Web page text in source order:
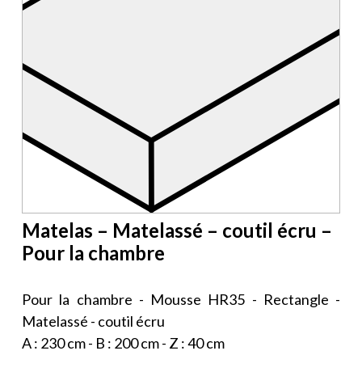
Matelas – Matelassé – coutil écru –
Pour la chambre
Pour la chambre - Mousse HR35 - Rectangle -
Matelassé - coutil écru
A : 230 cm - B : 200 cm - Z : 40 cm